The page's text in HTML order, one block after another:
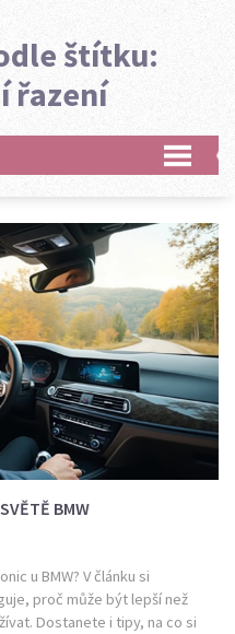
štítku:
řazení
BMW
u BMW? V článku si
proč může být lepší než
Dostanete i tipy, na co si